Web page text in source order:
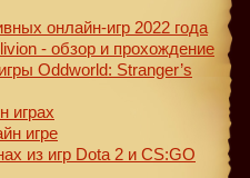
онлайн-игр 2022 года
- обзор и прохождение
Oddworld: Stranger’s
играх
игре
из игр Dota 2 и CS:GO